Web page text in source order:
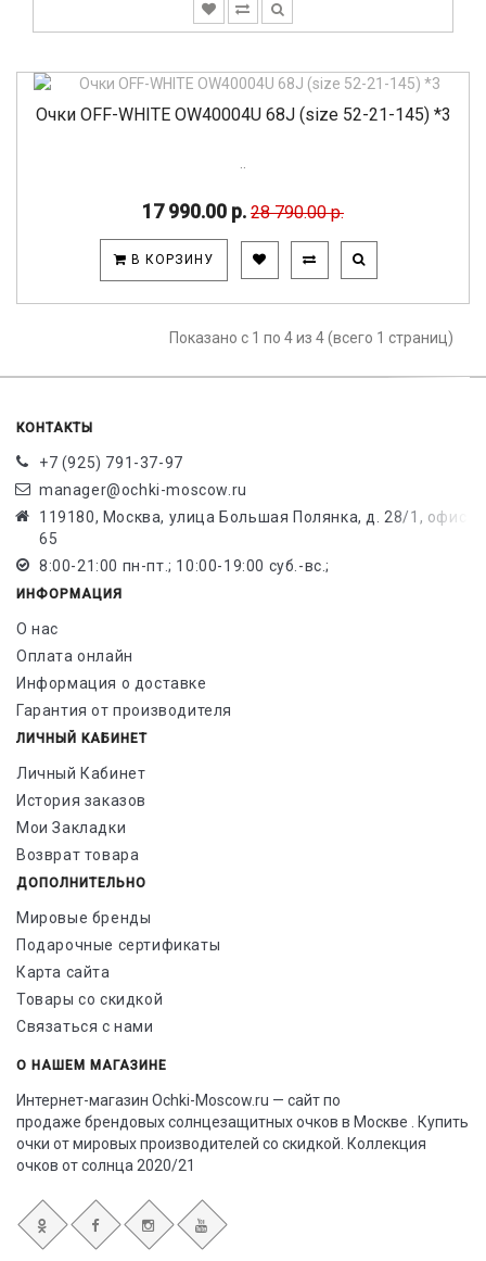
Очки OFF-WHITE OW40004U 68J (size 52-21-145) *3
17 990.00 р. 28 790.00 р.
В КОРЗИНУ
Показано с 1 по 4 из 4 (всего 1 страниц)
КОНТАКТЫ
+7 (925) 791-37-97
manager@ochki-moscow.ru
119180, Москва, улица Большая Полянка, д. 28/1, офис
65
8:00-21:00 пн-пт.; 10:00-19:00 суб.-вс.;
ИНФОРМАЦИЯ
О нас
Оплата онлайн
Информация о доставке
Гарантия от производителя
ЛИЧНЫЙ КАБИНЕТ
Личный Кабинет
История заказов
Мои Закладки
Возврат товара
ДОПОЛНИТЕЛЬНО
Мировые бренды
Подарочные сертификаты
Карта сайта
Товары со скидкой
Связаться с нами
О НАШЕМ МАГАЗИНЕ
Интернет-магазин Ochki-Moscow.ru — сайт по
продаже брендовых солнцезащитных очков в Москве . Купить
очки от мировых производителей со скидкой. Коллекция
очков от солнца 2020/21